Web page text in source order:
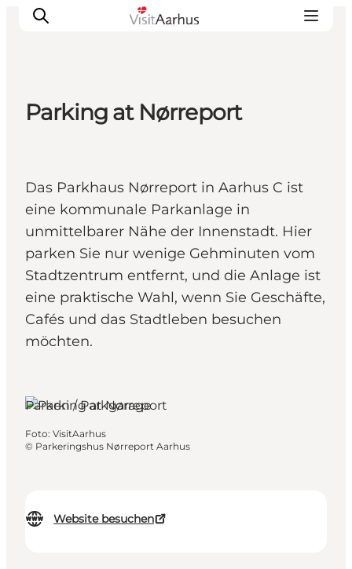
Städte und Regionen
Reiseplanung
Transport
Parking at Nørreport
Das Parkhaus Nørreport in Aarhus C ist
eine kommunale Parkanlage in
unmittelbarer Nähe der Innenstadt. Hier
parken Sie nur wenige Gehminuten vom
Stadtzentrum entfernt, und die Anlage ist
eine praktische Wahl, wenn Sie Geschäfte,
Cafés und das Stadtleben besuchen
möchten.
Website besuchen
Parken / Parkgarage
Foto: VisitAarhus
© Parkeringshus Nørreport Aarhus